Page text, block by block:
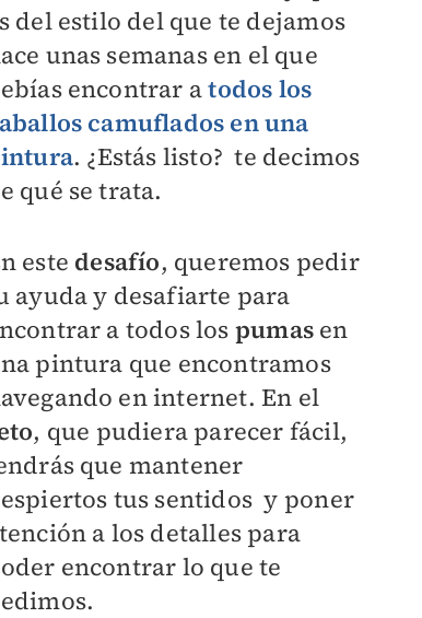
del estilo del que te dejamos
unas semanas en el que
encontrar atodos los
camuflados en una
. ¿Estás listo? te decimos
qué se trata.
este desafío, queremos pedir
ayuda y desafiarte para
a todos lospumas en
pintura que encontramos
en internet. En el
, que pudiera parecer fácil,
que mantener
tus sentidos y poner
a los detalles para
encontrar lo que te